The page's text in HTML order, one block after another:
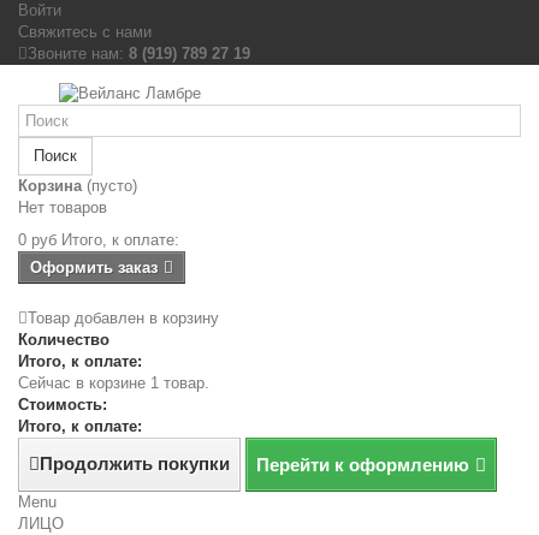
Войти
Свяжитесь с нами
Звоните нам: 8 (919) 789 27 19
Поиск
Корзина (пусто)
Нет товаров
0 руб Итого, к оплате:
Оформить заказ
Товар добавлен в корзину
Количество
Итого, к оплате:
Сейчас в корзине 1 товар.
Стоимость:
Итого, к оплате:
Продолжить покупки Перейти к оформлению
Menu
ЛИЦО